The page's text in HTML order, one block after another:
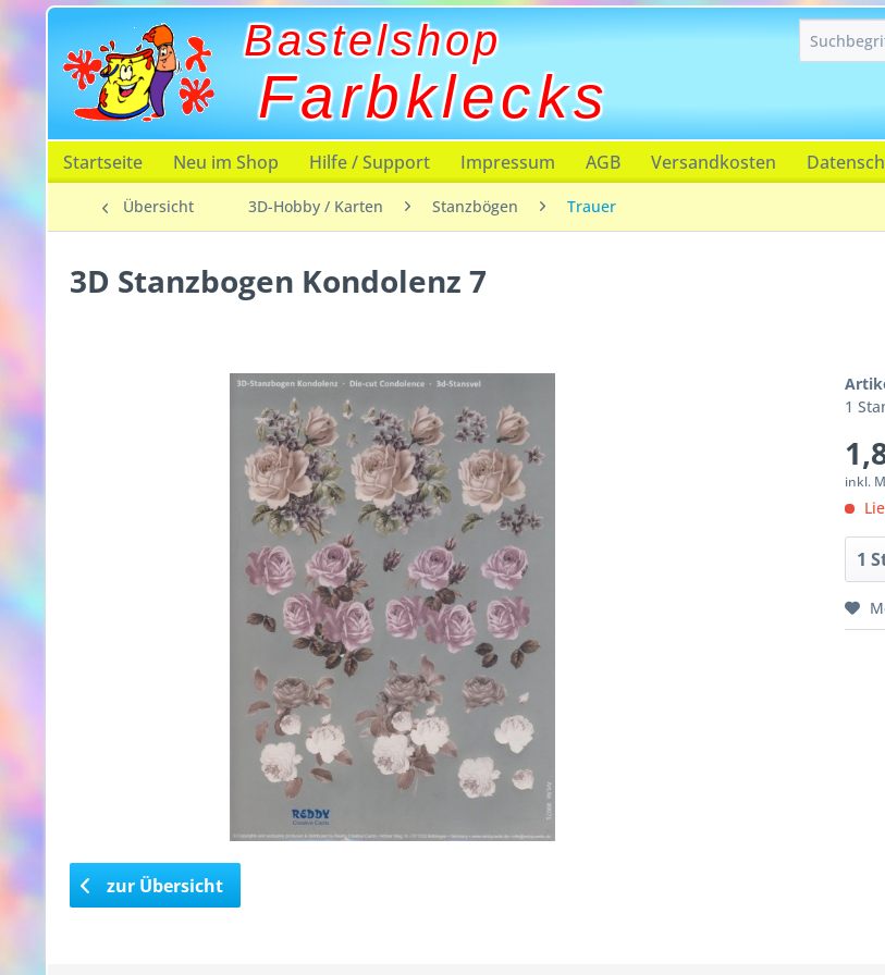
Bastelshop
Farbklecks
Startseite Neu im Shop Hilfe / Support Impressum AGB Versandkosten
Übersicht 3D-Hobby / Karten Stanzbögen Trauer
3D Stanzbogen Kondolenz 7
1
inkl.
zur Übersicht